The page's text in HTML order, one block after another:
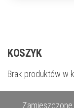
KOSZYK
Brak produktów w
Zamieszczone